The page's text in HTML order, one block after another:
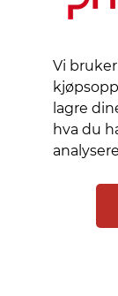
Vi
lagre
hva du